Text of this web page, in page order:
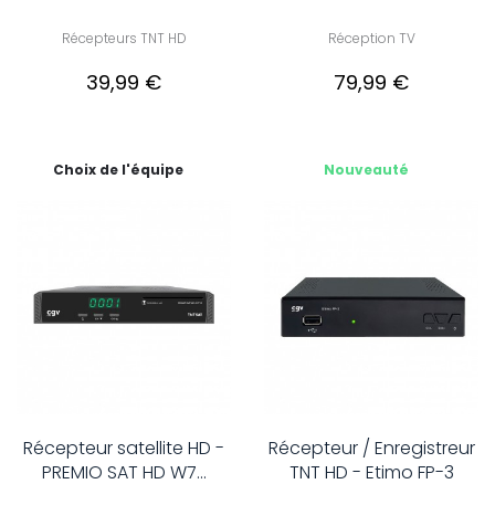
Récepteurs TNT HD
39,99 €
Réception TV
79,99 €
Récepteur satellite HD -
PREMIO SAT HD W7...
Choix de l'équipe
Récepteur / Enregistreur
TNT HD - Etimo FP-3
Nouveauté